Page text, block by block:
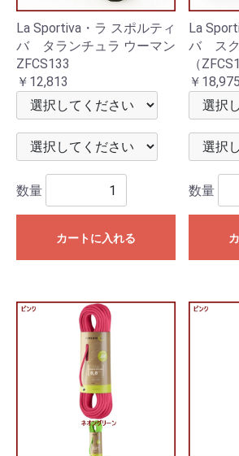
La Sportiva・ラ スポルティ
バ タランチュラ ウーマン
ZFCS133
￥12,813
数量
カートに入れる
La
バ ス
（
￥18,975
数量